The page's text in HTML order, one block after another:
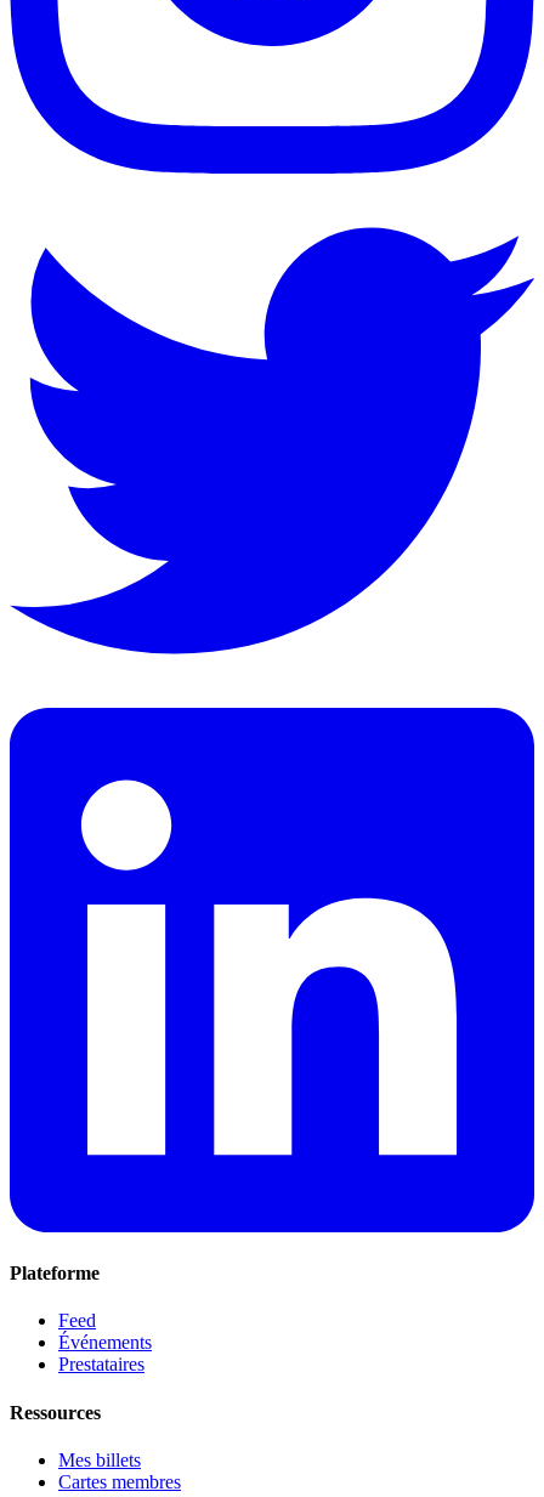
Plateforme
Feed
Événements
Prestataires
Ressources
Mes billets
Cartes membres